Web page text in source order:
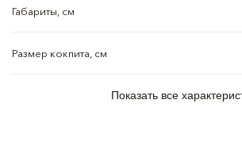
Габариты, см
Размер кокпита, см
Показать все